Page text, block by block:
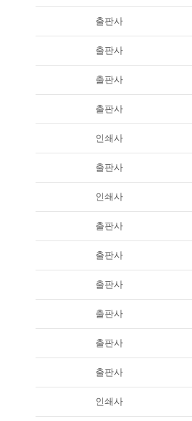
출판사
출판사
출판사
출판사
인쇄사
출판사
인쇄사
출판사
출판사
출판사
출판사
출판사
출판사
인쇄사